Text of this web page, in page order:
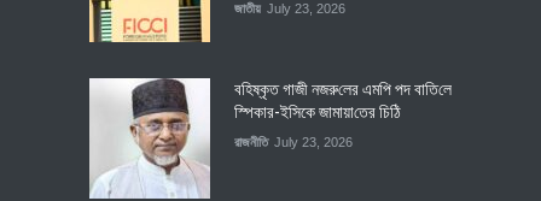
জাতীয় July 23, 2026
বহিষ্কৃত গাজী নজরু‌লের এম‌পি পদ বা‌তি‌লে
স্পিকার-ইসিকে জামায়া‌তের চি‌ঠি
রাজনীতি July 23, 2026